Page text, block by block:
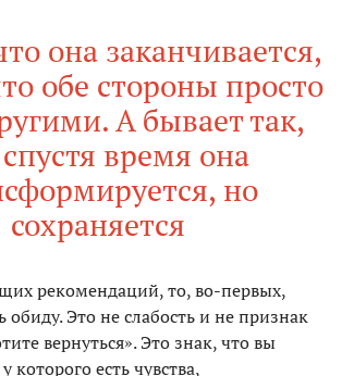
она заканчивается,
обе стороны просто
А бывает так,
время она
но
сохраняется
рекомендаций, то, во-первых,
обиду. Это неслабость и не признак
вернуться». Это знак, что вы
которого есть чувства,